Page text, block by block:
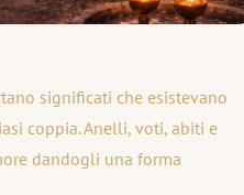
significati che esistevano
coppia. Anelli, voti, abiti e
dandogli una forma